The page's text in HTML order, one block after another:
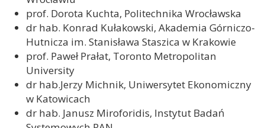
prof. Dorota Kuchta, Politechnika Wrocławska
dr hab. Konrad Kułakowski, Akademia Górniczo-
Hutnicza im. Stanisława Staszica w Krakowie
prof. Paweł Prałat, Toronto Metropolitan
University
dr hab.Jerzy Michnik, Uniwersytet Ekonomiczny
w Katowicach
dr hab. Janusz Miroforidis, Instytut Badań